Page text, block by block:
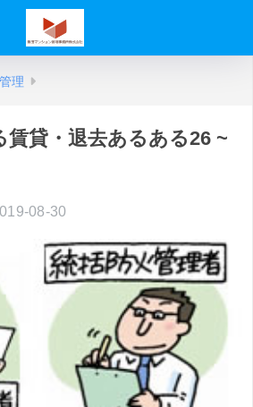
理
賃貸・退去あるある26 ~
08-30